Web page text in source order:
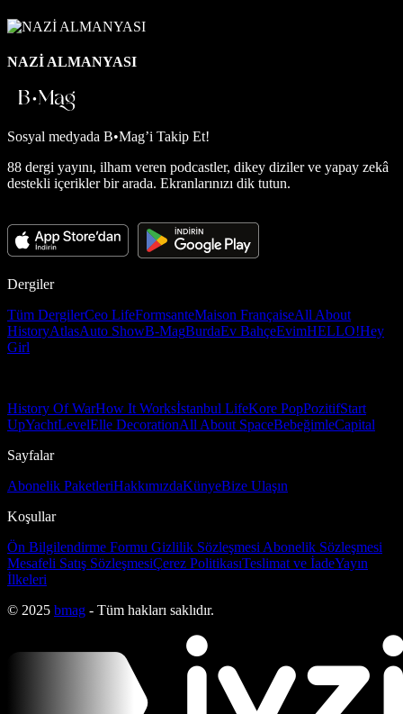
NAZİ ALMANYASI
Sosyal medyada B•Mag’i Takip Et!
88 dergi yayını, ilham veren podcastler, dikey diziler ve yapay zekâ
destekli içerikler bir arada. Ekranlarınızı dik tutun.
Dergiler
Tüm DergilerCeo LifeFormsanteMaison FrançaiseAll About
HistoryAtlasAuto ShowB-MagBurdaEv BahçeEvimHELLO!Hey
Girl
History Of WarHow It Worksİstanbul LifeKore PopPozitifStart
UpYachtLevelElle DecorationAll About SpaceBebeğimleCapital
Sayfalar
Abonelik PaketleriHakkımızdaKünyeBize Ulaşın
Koşullar
Ön Bilgilendirme Formu Gizlilik Sözleşmesi Abonelik Sözleşmesi
Mesafeli Satış SözleşmesiÇerez PolitikasıTeslimat ve İadeYayın
İlkeleri
© 2025 bmag - Tüm hakları saklıdır.